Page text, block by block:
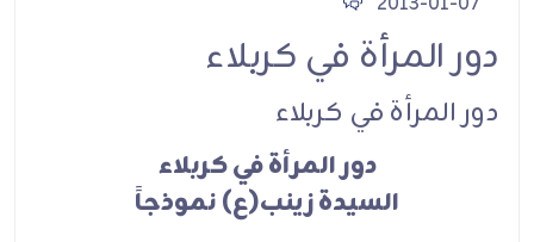
دور المرأة في كربلاء
دور المرأة في كربلاء
دور المرأة في كربلاء
السيدة زينب(ع) نموذجاً